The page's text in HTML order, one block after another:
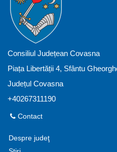
Consiliul Județean Covasna
Piața Libertății 4, Sfântu
Județul Covasna
+40267311190
Contact
Despre judeţ